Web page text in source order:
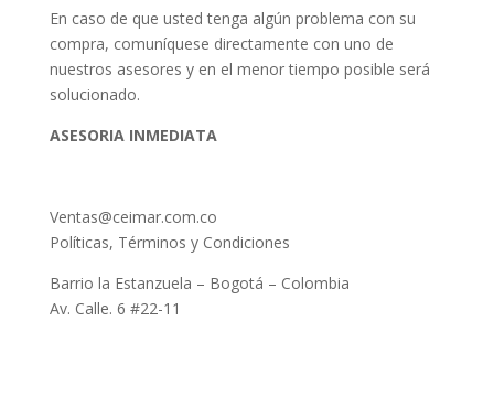
En caso de que usted tenga algún problema con su
compra, comuníquese directamente con uno de
nuestros asesores y en el menor tiempo posible será
solucionado.
ASESORIA INMEDIATA
Ventas@ceimar.com.co
Políticas, Términos y Condiciones
Barrio la Estanzuela – Bogotá – Colombia
Av. Calle. 6 #22-11